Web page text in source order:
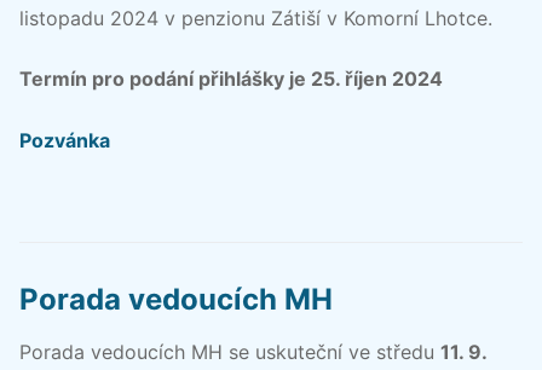
listopadu 2024 v penzionu Zátiší v Komorní Lhotce.
Termín pro podání přihlášky je 25. říjen 2024
Pozvánka
Porada vedoucích MH
Porada vedoucích MH se uskuteční ve středu 11. 9.